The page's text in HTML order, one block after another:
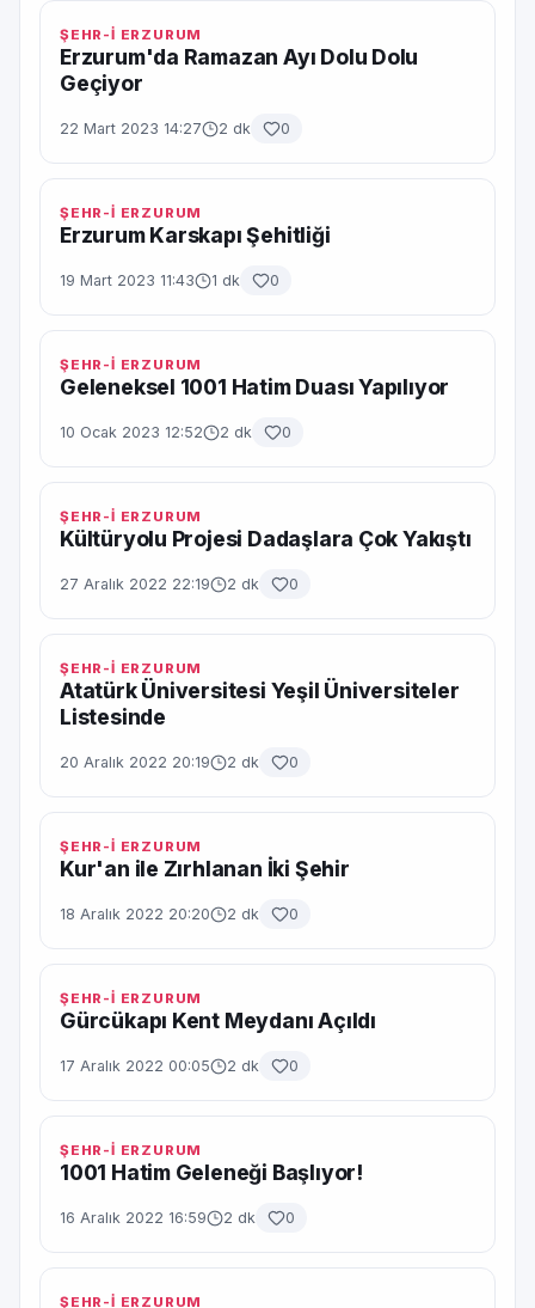
ŞEHR-İ ERZURUM
Erzurum'da Ramazan Ayı Dolu Dolu
Geçiyor
22 Mart 2023 14:27 2 dk 0
ŞEHR-İ ERZURUM
Erzurum Karskapı Şehitliği
19 Mart 2023 11:43 1 dk 0
ŞEHR-İ ERZURUM
Geleneksel 1001 Hatim Duası Yapılıyor
10 Ocak 2023 12:52 2 dk 0
ŞEHR-İ ERZURUM
Kültüryolu Projesi Dadaşlara Çok Yakıştı
27 Aralık 2022 22:19 2 dk 0
ŞEHR-İ ERZURUM
Atatürk Üniversitesi Yeşil Üniversiteler
Listesinde
20 Aralık 2022 20:19 2 dk 0
ŞEHR-İ ERZURUM
Kur'an ile Zırhlanan İki Şehir
18 Aralık 2022 20:20 2 dk 0
ŞEHR-İ ERZURUM
Gürcükapı Kent Meydanı Açıldı
17 Aralık 2022 00:05 2 dk 0
ŞEHR-İ ERZURUM
1001 Hatim Geleneği Başlıyor!
16 Aralık 2022 16:59 2 dk 0
ŞEHR-İ ERZURUM